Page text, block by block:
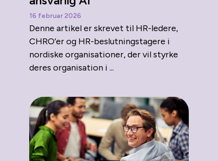
16 februar 2026
Denne artikel er skrevet til HR-ledere,
CHRO’er og HR-beslutningstagere i
nordiske organisationer, der vil styrke
deres organisation i ...